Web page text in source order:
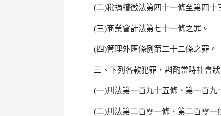
(二)稅捐稽徵法第四十一條至第四十
(三)商業會計法第七十一條之罪。
(四)管理外匯條例第二十二條之罪。
三、下列各款犯罪，斟酌當時社會
(一)刑法第一百九十五條、第一百
(二)刑法第二百零一條、第二百零一